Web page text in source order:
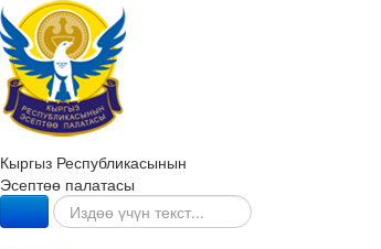
Кыргыз Республикасынын
Эсептөө палатасы